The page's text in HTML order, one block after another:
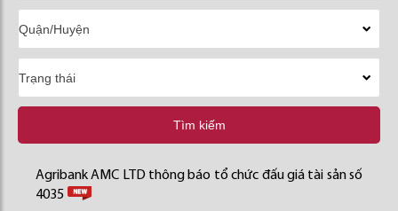
Tìm kiếm
Agribank AMC LTD thông báo tổ chức đấu giá tài sản số
4035